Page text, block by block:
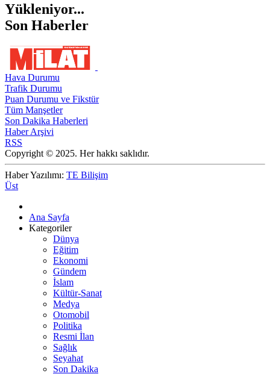
Yükleniyor...
Son Haberler
Hava Durumu
Trafik Durumu
Puan Durumu ve Fikstür
Tüm Manşetler
Son Dakika Haberleri
Haber Arşivi
RSS
Copyright © 2025. Her hakkı saklıdır.
Haber Yazılımı: TE Bilişim
Üst
Ana Sayfa
Kategoriler
Dünya
Eğitim
Ekonomi
Gündem
İslam
Kültür-Sanat
Medya
Otomobil
Politika
Resmi İlan
Sağlık
Seyahat
Son Dakika